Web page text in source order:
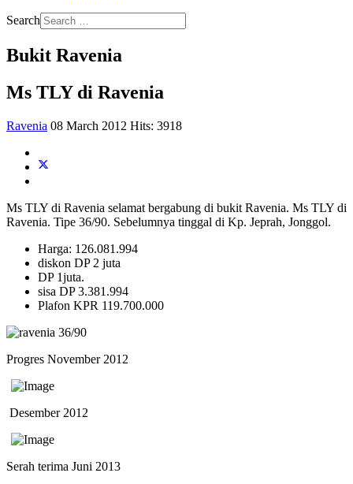
Search
Bukit Ravenia
Ms TLY di Ravenia
Ravenia 08 March 2012 Hits: 3918
Ms TLY di Ravenia selamat bergabung di bukit Ravenia. Ms TLY di
Ravenia. Tipe 36/90. Sebelumnya tinggal di Kp. Jeprah, Jonggol.
Harga: 126.081.994
diskon DP 2 juta
DP 1juta.
sisa DP 3.381.994
Plafon KPR 119.700.000
Progres November 2012
Desember 2012
Serah terima Juni 2013